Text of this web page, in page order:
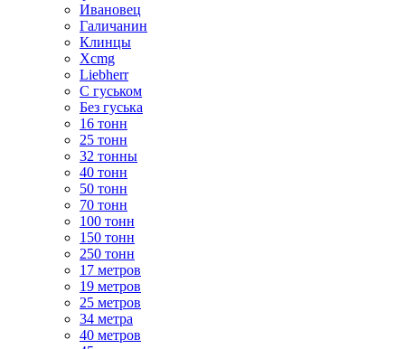
Ивановец
Галичанин
Клинцы
Xcmg
Liebherr
С гуськом
Без гуська
16 тонн
25 тонн
32 тонны
40 тонн
50 тонн
70 тонн
100 тонн
150 тонн
250 тонн
17 метров
19 метров
25 метров
34 метра
40 метров